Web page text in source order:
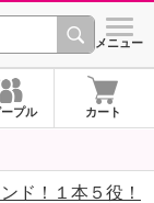
シ
メニュー
プル カート
ド！１本５役！